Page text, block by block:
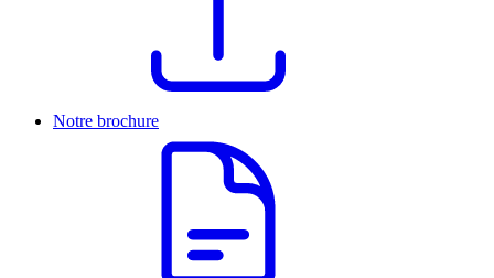
Notre brochure